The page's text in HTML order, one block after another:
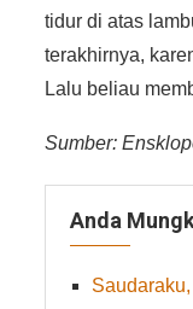
tidur di atas
terakhirnya,
Lalu beliau
Sumber:
Anda